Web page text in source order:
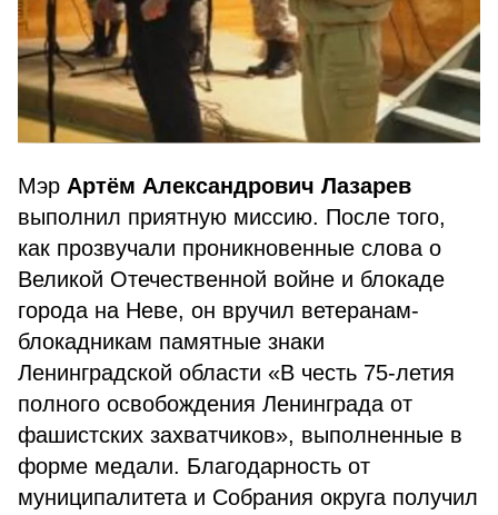
Мэр Артём Александрович Лазарев
выполнил приятную миссию. После того,
как прозвучали проникновенные слова о
Великой Отечественной войне и блокаде
города на Неве, он вручил ветеранам-
блокадникам памятные знаки
Ленинградской области «В честь 75-летия
полного освобождения Ленинграда от
фашистских захватчиков», выполненные в
форме медали. Благодарность от
муниципалитета и Собрания округа получил